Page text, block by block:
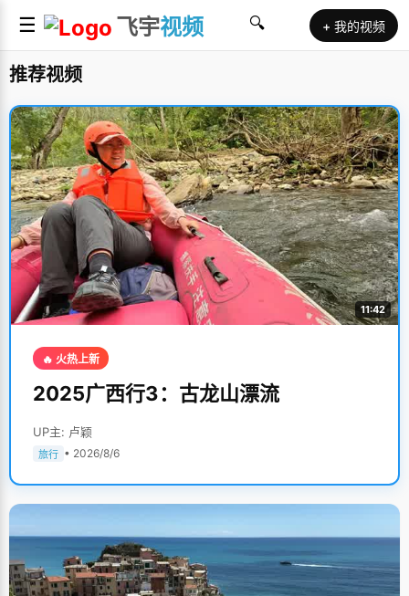
☰ 飞宇视频 🔍 + 我的视频
推荐视频
11:42
🔥 火热上新
2025广西行3：古龙山漂流
UP主: 卢颖
旅行 • 2026/8/6